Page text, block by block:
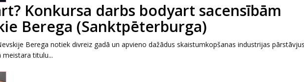
Konkursa darbs bodyart sacensībām
Berega (Sanktpēterburga)
Berega notiek divreiz gadā un apvieno dažādus skaistumkopšanas industrijas
meistara titulu...